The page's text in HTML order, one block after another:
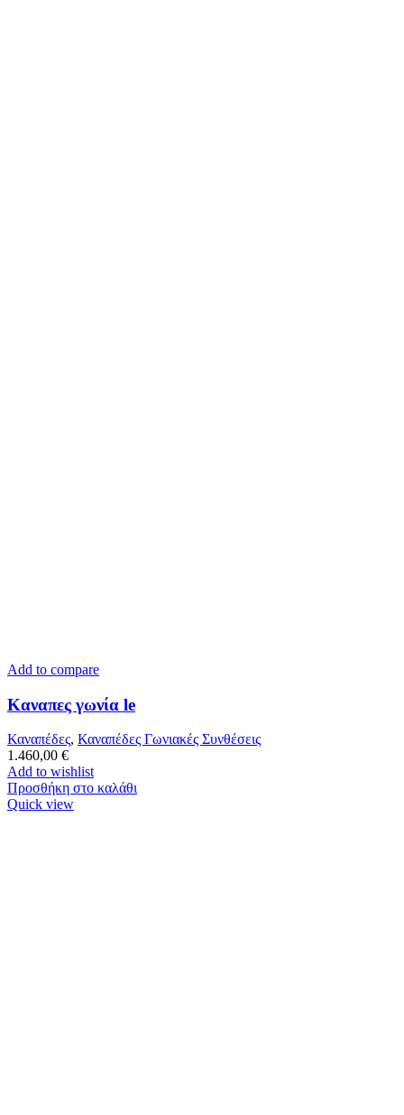
Add to compare
Καναπες γωνία le
Καναπέδες, Καναπέδες Γωνιακές Συνθέσεις
1.460,00 €
Add to wishlist
Προσθήκη στο καλάθι
Quick view